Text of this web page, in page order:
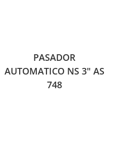
PASADOR
AUTOMATICO NS 3″ AS
748